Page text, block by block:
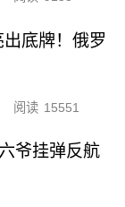
底牌！俄罗
阅读 15551
爷挂弹反航